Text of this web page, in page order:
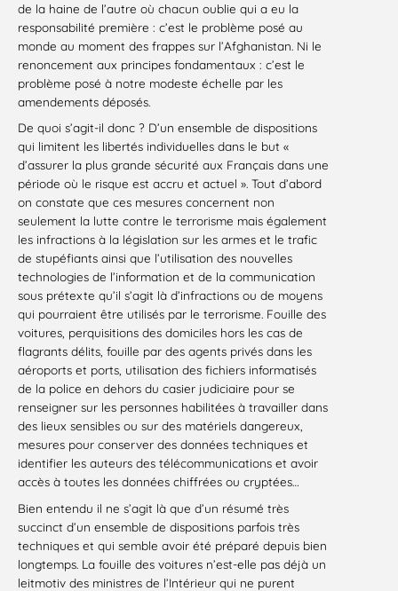
de la haine de l’autre où chacun oublie qui a eu la
responsabilité première : c’est le problème posé au
monde au moment des frappes sur l’Afghanistan. Ni le
renoncement aux principes fondamentaux : c’est le
problème posé à notre modeste échelle par les
amendements déposés.
De quoi s’agit-il donc ? D’un ensemble de dispositions
qui limitent les libertés individuelles dans le but «
d’assurer la plus grande sécurité aux Français dans une
période où le risque est accru et actuel ». Tout d’abord
on constate que ces mesures concernent non
seulement la lutte contre le terrorisme mais également
les infractions à la législation sur les armes et le trafic
de stupéfiants ainsi que l’utilisation des nouvelles
technologies de l’information et de la communication
sous prétexte qu’il s’agit là d’infractions ou de moyens
qui pourraient être utilisés par le terrorisme. Fouille des
voitures, perquisitions des domiciles hors les cas de
flagrants délits, fouille par des agents privés dans les
aéroports et ports, utilisation des fichiers informatisés
de la police en dehors du casier judiciaire pour se
renseigner sur les personnes habilitées à travailler dans
des lieux sensibles ou sur des matériels dangereux,
mesures pour conserver des données techniques et
identifier les auteurs des télécommunications et avoir
accès à toutes les données chiffrées ou cryptées…
Bien entendu il ne s’agit là que d’un résumé très
succinct d’un ensemble de dispositions parfois très
techniques et qui semble avoir été préparé depuis bien
longtemps. La fouille des voitures n’est-elle pas déjà un
leitmotiv des ministres de l’Intérieur qui ne purent